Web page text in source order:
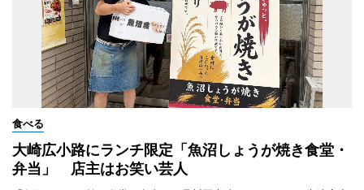
食べる
大崎広小路にランチ限定「魚沼しょうが焼き食堂・
弁当」 店主はお笑い芸人